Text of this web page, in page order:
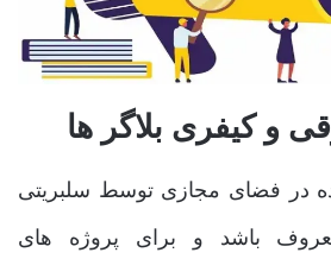
و کیفری بلاگر ها
در فضای مجازی توسط سلبریتی‌
باشد و برای پروژه‌ های